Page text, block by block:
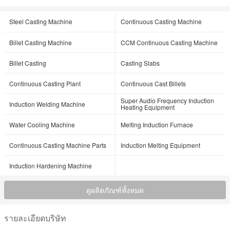
Steel Casting Machine Continuous Casting Machine
Billet Casting Machine CCM Continuous Casting Machine
Billet Casting Casting Slabs
Continuous Casting Plant Continuous Cast Billets
Induction Welding Machine Super Audio Frequency Induction
Heating Equipment
Water Cooling Machine
Melting Induction Furnace
Continuous Casting Machine Parts Induction Melting Equipment
Induction Hardening Machine
ดูผลิตภัณฑ์ทั้งหมด
รายละเอียดบริษัท